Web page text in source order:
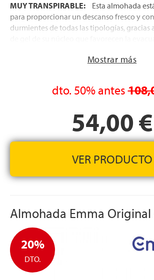
MUY TRANSPIRABLE:
Esta almohada
para proporcionar un descanso fresco y
durmientes de todas las tipologías, gracias
funda, que facilita la libre circulación del
FUNDA EXTERIOR: Funda con cremallera
retirar fácilmente siempre que se necesite
ENVÍO EXPRÉS GRATIS: En 24-48 horas
y en Baleares
FABRICADA EN ESPAÑA
Mostrar más
dto. 50%antes
54,00 €
VER PRODUCTO
Almohada Emma
20%
DTO.